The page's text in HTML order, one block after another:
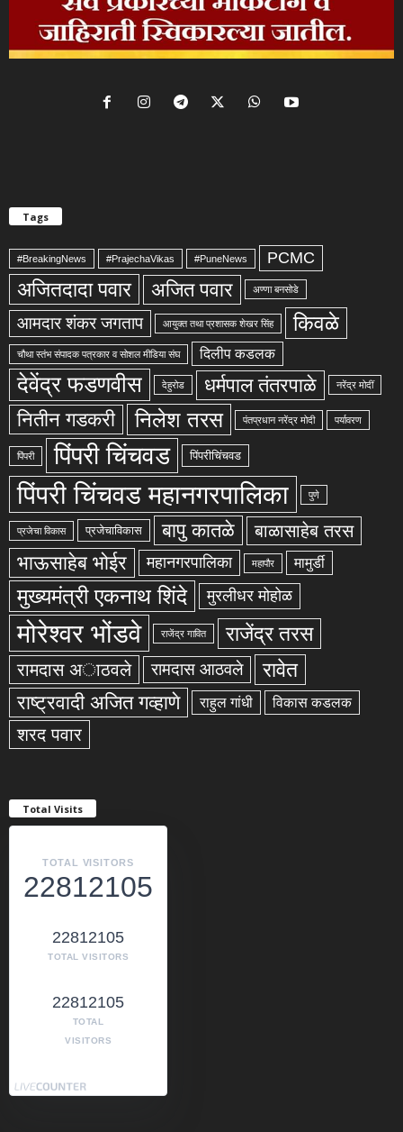
Tags
#BreakingNews #PrajechaVikas #PuneNews PCMC
अजितदादा पवार अजित पवार अण्णा बनसोडे
आमदार शंकर जगताप आयुक्त तथा प्रशासक शेखर सिंह किवळे
चौथा स्तंभ संपादक पत्रकार व सोशल मीडिया संघ दिलीप कडलक
देवेंद्र फडणवीस देहुरोड धर्मपाल तंतरपाळे नरेंद्र मोदीं
नितीन गडकरी निलेश तरस पंतप्रधान नरेंद्र मोदी पर्यावरण
पिंपरी पिंपरी चिंचवड पिंपरीचिंचवड
पिंपरी चिंचवड महानगरपालिका पुणे
प्रजेचा विकास प्रजेचाविकास बापु कातळे बाळासाहेब तरस
भाऊसाहेब भोईर महानगरपालिका महापौर मामुर्डी
मुख्यमंत्री एकनाथ शिंदे मुरलीधर मोहोळ
मोरेश्वर भोंडवे राजेंद्र गावित राजेंद्र तरस
रामदास अाठवले रामदास आठवले रावेत
राष्ट्रवादी अजित गव्हाणे राहुल गांधी विकास कडलक
शरद पवार
Total Visits
TOTAL VISITORS
22812105
22812105
TOTAL VISITORS
22812105
TOTAL
VISITORS